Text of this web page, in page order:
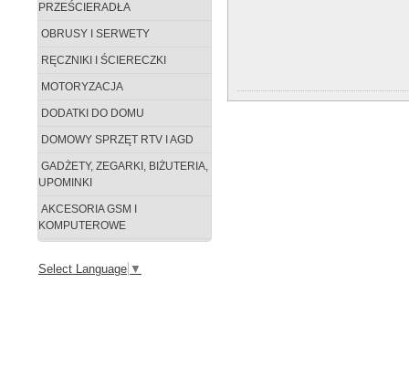
PRZEŚCIERADŁA
OBRUSY I SERWETY
RĘCZNIKI I ŚCIERECZKI
MOTORYZACJA
DODATKI DO DOMU
DOMOWY SPRZĘT RTV I AGD
GADŻETY, ZEGARKI, BIŻUTERIA,
UPOMINKI
AKCESORIA GSM I
KOMPUTEROWE
Select Language ▼